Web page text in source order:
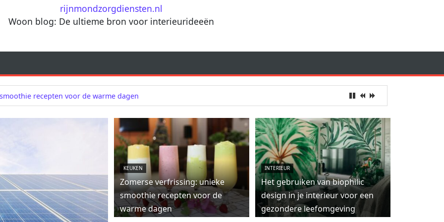
rijnmondzorgdiensten.nl
Woon blog: De ultieme bron voor interieurideeën
recepten voor de warme dagen
KEUKEN
Zomerse verfrissing: unieke
smoothie recepten voor de
warme dagen
INTERIEUR
Het gebruiken van biophilic
design in je interieur voor een
gezondere leefomgeving